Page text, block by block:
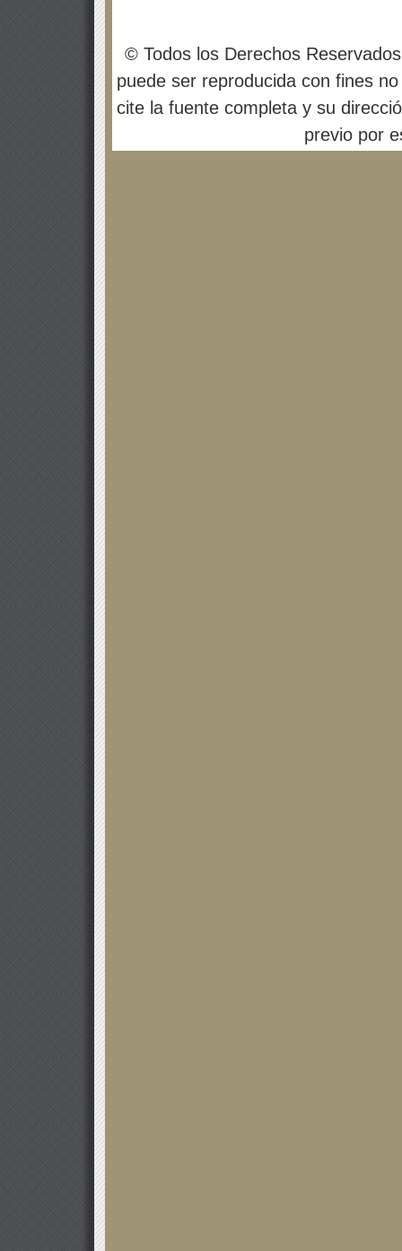
© Todos los Derechos
puede ser reproducida con fines
cite la fuente completa y su
previo por